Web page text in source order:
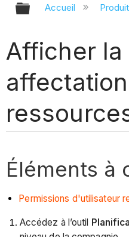
Développer/
Accueil
Afficher
Éléments à
Permissions d'utilisateur
Accédez à l’outil